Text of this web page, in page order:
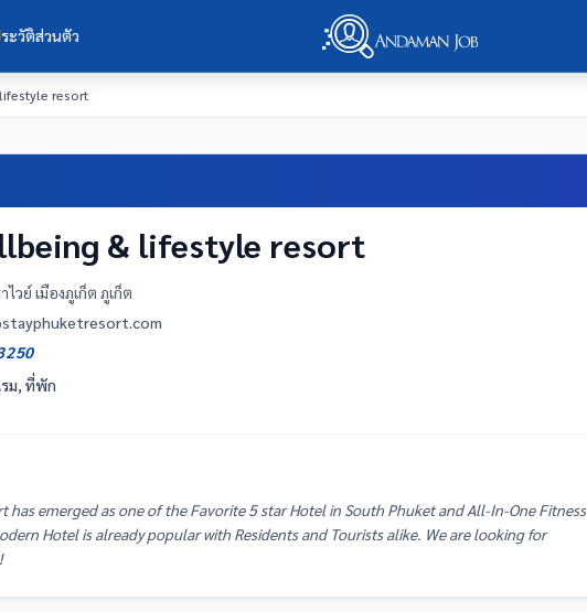
ะวัติส่วนตัว
resort
& lifestyle resort
วย์ เมืองภูเก็ต ภูเก็ต
รม, ที่พัก
has emerged as one of the Favorite 5 star Hotel in South Phuket and All-In-One Fitness
Hotel is already popular with Residents and Tourists alike. We are looking for